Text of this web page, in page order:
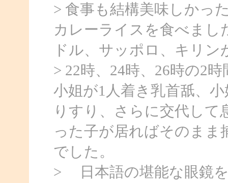
> 食事も結構美味しかっ
カレーライスを食べまし
ドル、サッポロ、キリン
> 22時、24時、26時の2
小姐が1人着き乳首舐、
りすり、さらに交代し
った子が居ればそのま
でした。
> 日本語の堪能な眼鏡